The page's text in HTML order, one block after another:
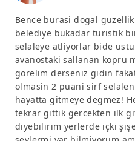
Bence burasi dogal
belediye bukadar turistik
selaleye atliyorlar bide
avanostaki sallanan kopru
gorelim derseniz gidin
olmasin 2 puani sirf
hayatta gitmeye degmez!
tekrar gittik gercekten ilk
diyebilirim yerlerde içki